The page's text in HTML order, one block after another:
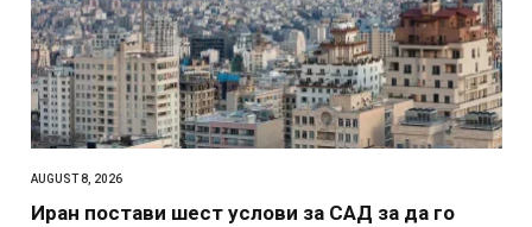
AUGUST 8, 2026
Иран постави шест услови за САД за да го